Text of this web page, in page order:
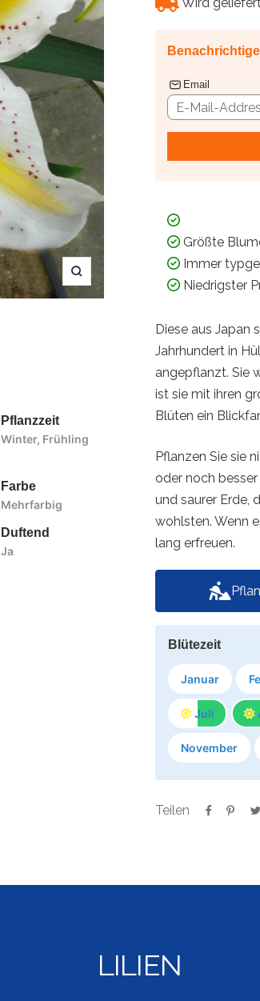
Zoom
Pflanzzeit
Winter, Frühling
Farbe
Mehrfarbig
Duftend
Ja
Email
Größte
Immer
Niedrigster
Diese aus Japan
Jahrhundert in
angepflanzt. Sie
ist sie mit ihren
Blüten ein
Pflanzen Sie sie
oder noch
und saurer Erde,
wohlsten. Wenn
lang erfreuen.
Blütezeit
Januar
Juli
November
Teilen
LILIEN